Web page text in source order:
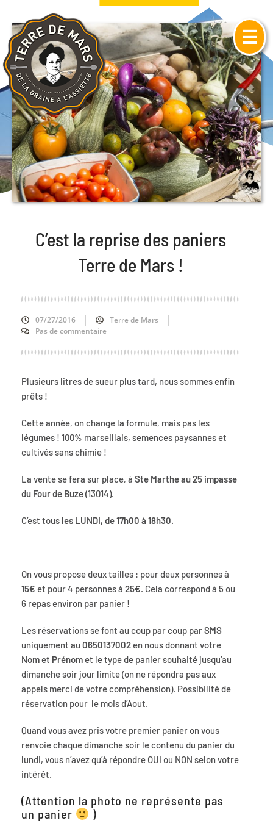
☰
C’est la reprise des paniers
Terre de Mars !
07/27/2016
Terre de Mars
Pas de commentaire
Plusieurs litres de sueur plus tard, nous sommes enfin
prêts !
Cette année, on change la formule, mais pas les
légumes ! 100% marseillais, semences paysannes et
cultivés sans chimie !
La vente se fera sur place, à Ste Marthe au 25 impasse
du Four de Buze(13014).
C’est tous les LUNDI, de 17h00 à 18h30.
On vous propose deux tailles : pour deux personnes à
15€ et pour 4 personnes à 25€ . Cela correspond à 5 ou
6 repas environ par panier !
Les réservations se font au coup par coup parSMS
uniquement au 0650137002en nous donnant votre
Nom et Prénomet le type de panier souhaité jusqu’au
dimanche soir jour limite (on ne répondra pas aux
appels merci de votre compréhension). Possibilité de
réservation pour le mois d’Aout.
Quand vous avez pris votre premier panier on vous
renvoie chaque dimanche soir le contenu du panier du
lundi, vous n’avez qu’à répondre OUI ou NON selon votre
intérêt.
(Attention la photo ne représente pas
un panier
)